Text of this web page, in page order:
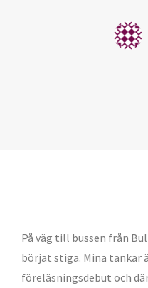
På väg till bussen från
börjat stiga. Mina tankar
föreläsningsdebut och